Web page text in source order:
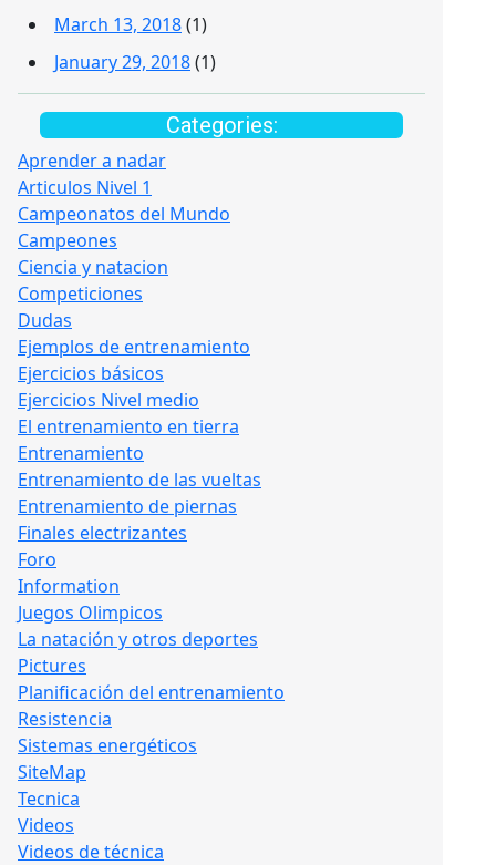
March 13, 2018(1)
January 29, 2018(1)
Categories:
Aprender a nadar
Articulos Nivel 1
Campeonatos del Mundo
Campeones
Ciencia y natacion
Competiciones
Dudas
Ejemplos de entrenamiento
Ejercicios básicos
Ejercicios Nivel medio
El entrenamiento en tierra
Entrenamiento
Entrenamiento de las vueltas
Entrenamiento de piernas
Finales electrizantes
Foro
Information
Juegos Olimpicos
La natación y otros deportes
Pictures
Planificación del entrenamiento
Resistencia
Sistemas energéticos
SiteMap
Tecnica
Videos
Videos de técnica